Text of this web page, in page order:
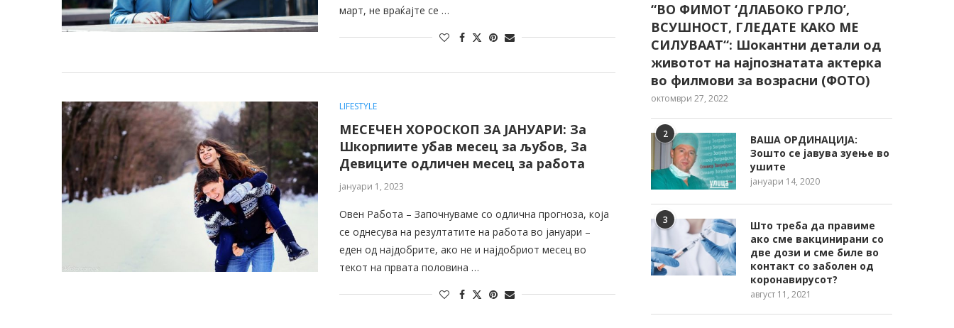
март, не враќајте се …
LIFESTYLE
МЕСЕЧЕН ХОРОСКОП ЗА ЈАНУАРИ: За
Шкорпиите убав месец за љубов, За
Девиците одличен месец за работа
јануари 1, 2023
Овен Работа – Започнуваме со одлична прогноза, која
се однесува на резултатите на работа во јануари –
еден од најдобрите, ако не и најдобриот месец во
текот на првата половина …
“ВО ФИМОТ ‘ДЛАБОКО ГРЛО’,
ВСУШНОСТ, ГЛЕДАТЕ КАКО МЕ
СИЛУВААТ“: Шокантни детали од
животот на најпознатата актерка
во филмови за возрасни (ФОТО)
октомври 27, 2022
2
ВАША ОРДИНАЦИЈА:
Зошто се јавува зуење во
ушите
јануари 14, 2020
3
Што треба да правиме
ако сме вакцинирани со
две дози и сме биле во
контакт со заболен од
коронавирусот?
август 11, 2021